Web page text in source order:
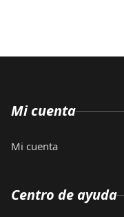
Mi cuenta
Mi cuenta
Centro de ayuda